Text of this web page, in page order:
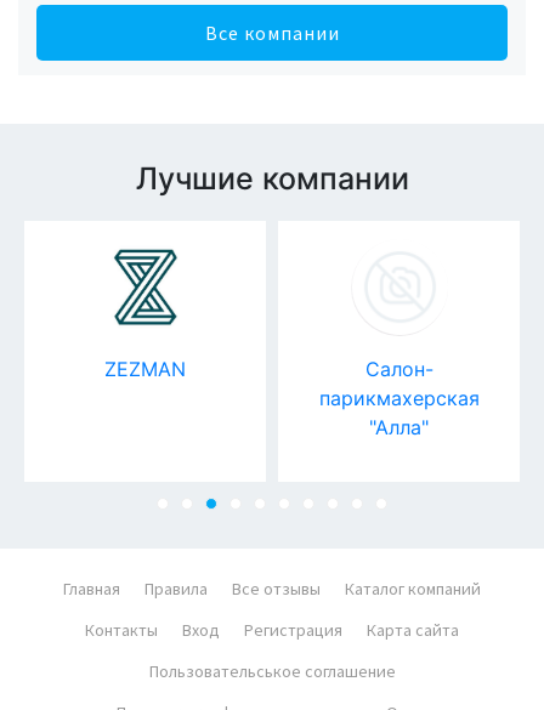
Все компании
Лучшие компании
ZEZMAN
Салон-
парикмахерская
"Алла"
Главная Правила Все отзывы
Каталог компаний
Контакты
Вход Регистрация
Карта сайта
Пользовательськое соглашение